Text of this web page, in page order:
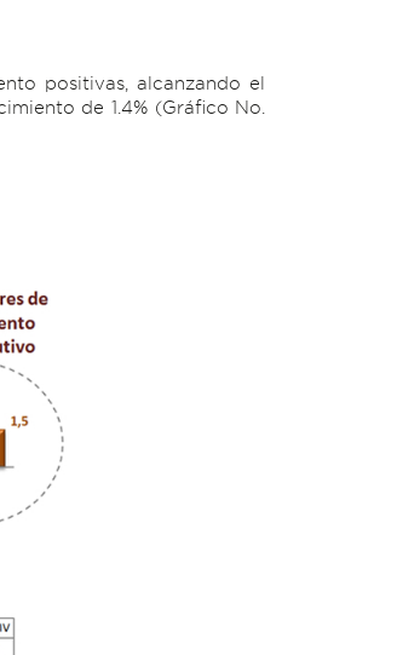
positivas, alcanzando el
de 1.4% (Gráfico No.